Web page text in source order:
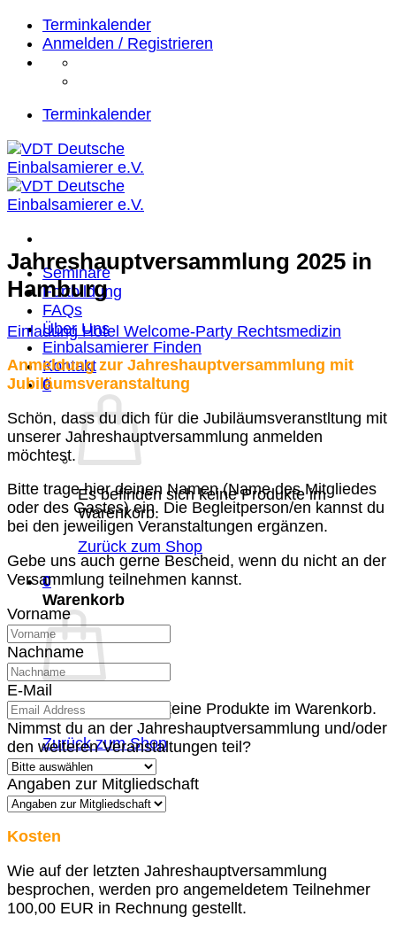
Zum
Inhalt
springen
Terminkalender
Anmelden / Registrieren
Terminkalender
Seminare
Fortbildung
FAQs
Über Uns
Einbalsamierer Finden
Kontakt
0
Es befinden sich keine Produkte im
Warenkorb.
Zurück zum Shop
0
Warenkorb
Es befinden sich keine Produkte im Warenkorb.
Zurück zum Shop
Jahreshauptversammlung 2025 in
Hamburg
Einladung Hotel Welcome-Party Rechtsmedizin
Anmeldung zur Jahreshauptversammlung mit
Jubiläumsveranstaltung
Schön, dass du dich für die Jubiläumsveranstltung mit
unserer Jahreshauptversammlung anmelden
möchtest.
Bitte trage hier deinen Namen (Name des Mitgliedes
oder des Gastes) ein. Die Begleitperson/en kannst du
bei den jeweiligen Veranstaltungen ergänzen.
Gebe uns auch gerne Bescheid, wenn du nicht an der
Versammlung teilnehmen kannst.
Vorname
Nachname
E-Mail
Nimmst du an der Jahreshauptversammlung und/oder
den weiteren Veranstaltungen teil?
Angaben zur Mitgliedschaft
Kosten
Wie auf der letzten Jahreshauptversammlung
besprochen, werden pro angemeldetem Teilnehmer
100,00 EUR in Rechnung gestellt.